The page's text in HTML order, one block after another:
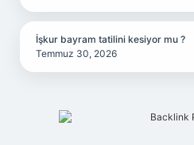
İşkur bayram tatilini kesiyor mu ?
Temmuz 30, 2026